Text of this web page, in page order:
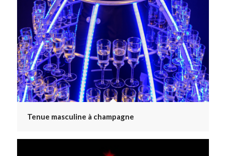
Tenue masculine à champagne